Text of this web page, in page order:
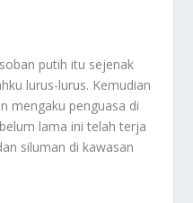
putih itu sejenak
lurus-lurus. Kemudian
mengaku penguasa di
lama ini telah terja
siluman di kawasan